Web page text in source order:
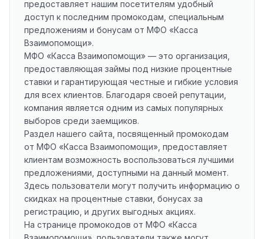
предоставляет нашим посетителям удобный
доступ к последним промокодам, специальным
предложениям и бонусам от МФО «Касса
Взаимопомощи».
МФО «Касса Взаимопомощи» — это организация,
предоставляющая займы под низкие процентные
ставки и гарантирующая честные и гибкие условия
для всех клиентов. Благодаря своей репутации,
компания является одним из самых популярных
выборов среди заемщиков.
Раздел нашего сайта, посвященный промокодам
от МФО «Касса Взаимопомощи», предоставляет
клиентам возможность воспользоваться лучшими
предложениями, доступными на данный момент.
Здесь пользователи могут получить информацию о
скидках на процентные ставки, бонусах за
регистрацию, и других выгодных акциях.
На странице промокодов от МФО «Касса